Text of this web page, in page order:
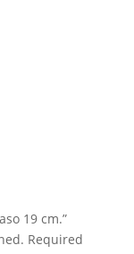
19 cm.”
Required